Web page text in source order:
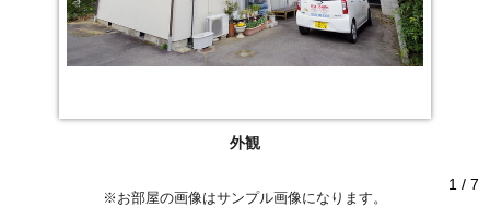
外観
1 / 7
※お部屋の画像はサンプル画像になります。